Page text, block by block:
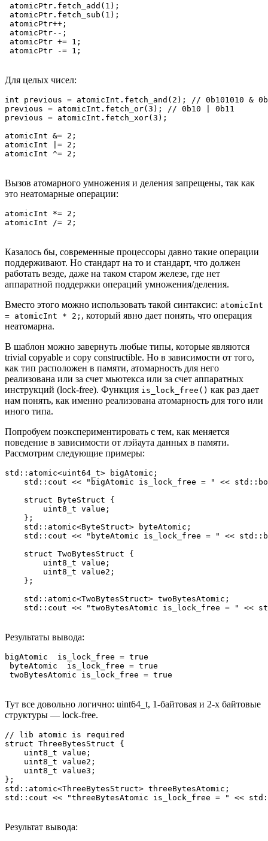
atomicPtr.fetch_add(1);
atomicPtr.fetch_sub(1);
atomicPtr++;
atomicPtr--;
atomicPtr += 1;
atomicPtr -= 1;
Для целых чисел:
int previous = atomicInt.fetch_and(2); // 0b101010 &
previous = atomicInt.fetch_or(3); // 0b10 | 0b11
previous = atomicInt.fetch_xor(3);
atomicInt &= 2;
atomicInt |= 2;
atomicInt ^= 2;
Вызов атомарного умножения и деления запрещены, так как
это неатомарные операции:
atomicInt *= 2;
atomicInt /= 2;
Казалось бы, современные процессоры давно такие операции
поддерживают. Но стандарт на то и стандарт, что должен
работать везде, даже на таком старом железе, где нет
аппаратной поддержки операций умножения/деления.
Вместо этого можно использовать такой синтаксис: atomicInt
= atomicInt * 2; , который явно дает понять, что операция
неатомарна.
В шаблон можно завернуть любые типы, которые являются
trivial copyable и copy constructible. Но в зависимости от того,
как тип расположен в памяти, атомарность для него
реализована или за счет мьютекса или за счет аппаратных
инструкций (lock-free). Функция is_lock_free() как раз дает
нам понять, как именно реализована атомарность для того или
иного типа.
Попробуем поэкспериментировать с тем, как меняется
поведение в зависимости от лэйаута данных в памяти.
Рассмотрим следующие примеры:
std::atomic<uint64_t> bigAtomic;
std::cout << "bigAtomic is_lock_free = " <<
    struct ByteStruct {
        uint8_t value;
    };
    std::atomic<ByteStruct> byteAtomic;
std::cout << "byteAtomic is_lock_free = " <<
    struct TwoBytesStruct {
        uint8_t value;
        uint8_t value2;
    };
    std::atomic<TwoBytesStruct> twoBytesAtomic;
std::cout << "twoBytesAtomic is_lock_free = "
Результаты вывода:
bigAtomic  is_lock_free = true
byteAtomic  is_lock_free = true
twoBytesAtomic is_lock_free = true
Тут все довольно логично: uint64_t, 1-байтовая и 2-х байтовые
структуры — lock-free.
// lib atomic is required
struct ThreeBytesStruct {
    uint8_t value;
    uint8_t value2;
    uint8_t value3;
};
std::atomic<ThreeBytesStruct> threeBytesAtomic;
std::cout << "threeBytesAtomic is_lock_free = " <<
Результат вывода: